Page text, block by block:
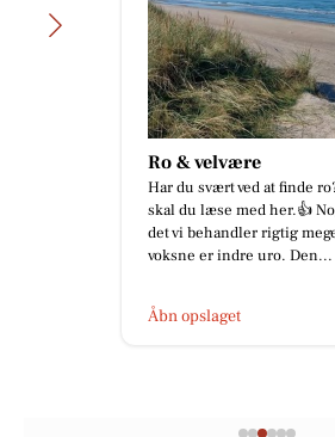
Ro & velvære
Har du svært ved at finde
skal du læse med her.👍
det vi behandler rigtig
voksne er indre uro. Den...
Åbn opslaget